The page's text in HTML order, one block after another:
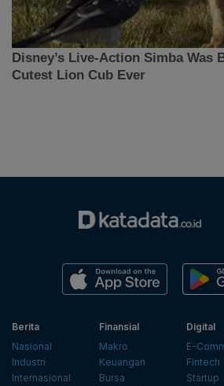
Berita
Nasional
Industri
Internasional
Finansial
Makro
Keuangan
Bursa
Digital
E-
Fintech
Startup